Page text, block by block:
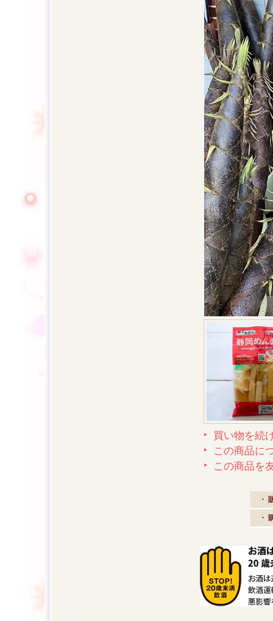
買い物を続
この商品に
この商品を
・
・